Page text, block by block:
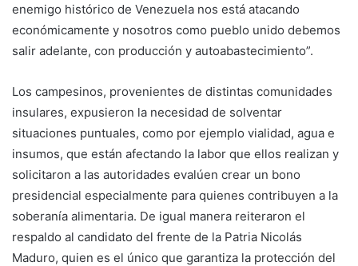
enemigo histórico de Venezuela nos está atacando
económicamente y nosotros como pueblo unido debemos
salir adelante, con producción y autoabastecimiento”.
Los campesinos, provenientes de distintas comunidades
insulares, expusieron la necesidad de solventar
situaciones puntuales, como por ejemplo vialidad, agua e
insumos, que están afectando la labor que ellos realizan y
solicitaron a las autoridades evalúen crear un bono
presidencial especialmente para quienes contribuyen a la
soberanía alimentaria. De igual manera reiteraron el
respaldo al candidato del frente de la Patria Nicolás
Maduro, quien es el único que garantiza la protección del